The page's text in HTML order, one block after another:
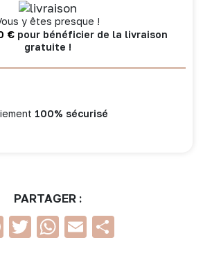
y êtes presque !
€ pour bénéficier de la livraison
gratuite !
100% sécurisé
PARTAGER :
Facebook
Twitter
WhatsApp
Email